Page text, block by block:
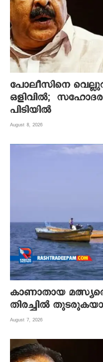
പോലീസിനെ
ഒളിവിൽ;
പിടിയിൽ
August 8, 2026
കാണാതായ
തിരച്ചിൽ
August 7, 2026